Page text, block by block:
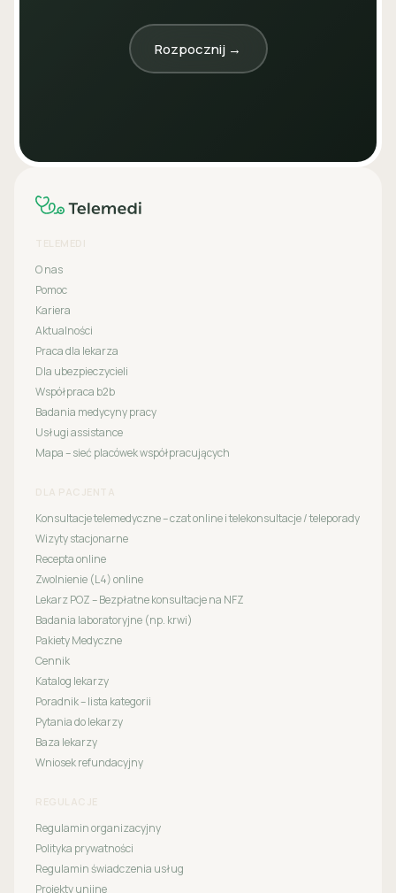
Rozpocznij →
TELEMEDI
O nas
Pomoc
Kariera
Aktualności
Praca dla lekarza
Dla ubezpieczycieli
Współpraca b2b
Badania medycyny pracy
Usługi assistance
Mapa – sieć placówek współpracujących
DLA PACJENTA
Konsultacje telemedyczne – czat online i telekonsultacje / teleporady
Wizyty stacjonarne
Recepta online
Zwolnienie (L4) online
Lekarz POZ – Bezpłatne konsultacje na NFZ
Badania laboratoryjne (np. krwi)
Pakiety Medyczne
Cennik
Katalog lekarzy
Poradnik – lista kategorii
Pytania do lekarzy
Baza lekarzy
Wniosek refundacyjny
REGULACJE
Regulamin organizacyjny
Polityka prywatności
Regulamin świadczenia usług
Projekty unijne